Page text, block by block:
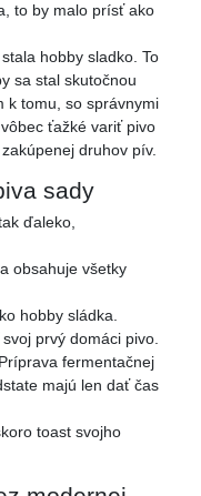
to by malo prísť ako
hobby sladko. To
sa stal skutočnou
k tomu, so správnymi
ťažké variť pivo
druhov pív.
sady
ďaleko,
obsahuje všetky
hobby sládka.
prvý domáci pivo.
fermentačnej
majú len dať čas
toast svojho